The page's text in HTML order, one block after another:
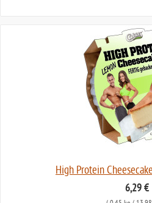
High Protein
6,29 €